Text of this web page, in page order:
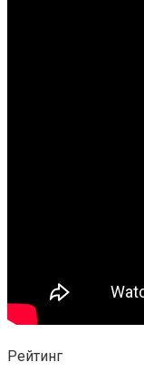
Рейтинг